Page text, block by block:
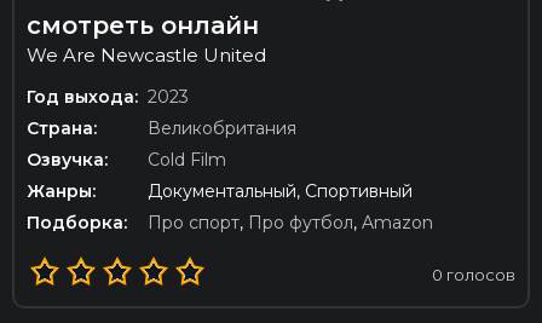
смотреть онлайн
We Are Newcastle United
Год выхода: 2023
Страна:
Великобритания
Озвучка:
Cold Film
Жанры:
Документальный, Спортивный
Подборка:
Про спорт, Про футбол, Amazon
0 голосов